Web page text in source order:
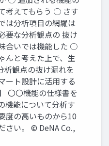
考えてもらう ○ さす
は分析項目の網羅は
要な分析観点の 抜け
合いでは機能した ○
んと考えた上で、生
析観点の抜け漏れを
ート設計に活用する
〇〇機能の仕様書を
機能について分析す
度の高いものから10
さい。 © DeNA Co.,